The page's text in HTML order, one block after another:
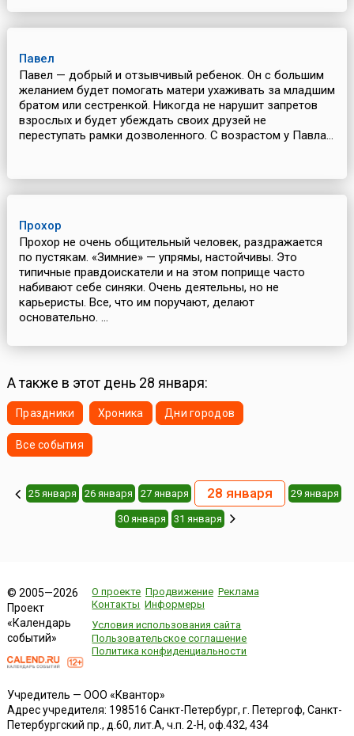
Павел
Павел — добрый и отзывчивый ребенок. Он с большим
желанием будет помогать матери ухаживать за младшим
братом или сестренкой. Никогда не нарушит запретов
взрослых и будет убеждать своих друзей не
переступать рамки дозволенного. С возрастом у Павла...
Прохор
Прохор не очень общительный человек, раздражается
по пустякам. «Зимние» — упрямы, настойчивы. Это
типичные правдоискатели и на этом поприще часто
набивают себе синяки. Очень деятельны, но не
карьеристы. Все, что им поручают, делают
основательно. ...
А также в этот день 28 января:
Праздники Хроника Дни городов
Все события
25 января 26 января 27 января 28 января 29 января
30 января 31 января
© 2005—2026
Проект
«Календарь
событий»
О проекте Продвижение Реклама
Контакты Информеры
Условия использования сайта
Пользовательское соглашение
Политика конфиденциальности
Учредитель — ООО «Квантор»
Адрес учредителя: 198516 Санкт-Петербург, г. Петергоф, Санкт-
Петербургский пр., д.60, лит.А, ч.п. 2-Н, оф.432, 434